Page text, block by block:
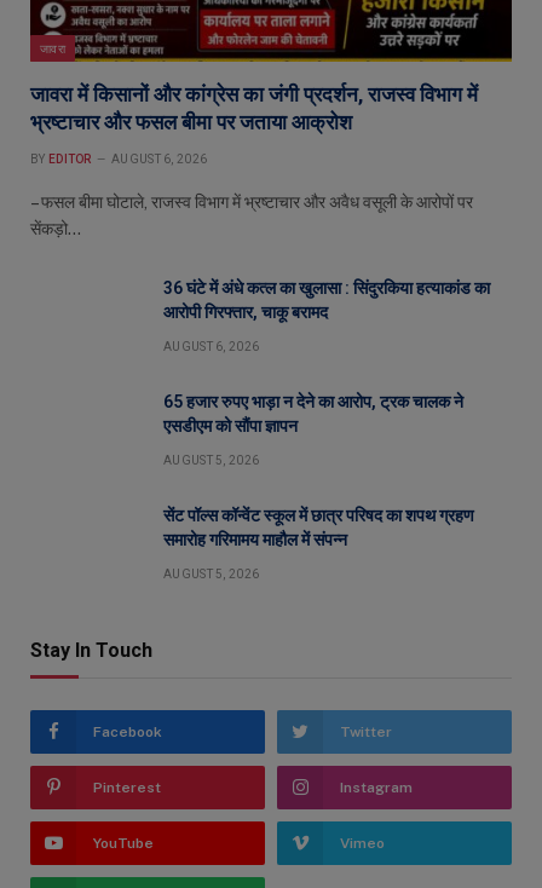
जावरा
जावरा में किसानों और कांग्रेस का जंगी प्रदर्शन, राजस्व विभाग में
भ्रष्टाचार और फसल बीमा पर जताया आक्रोश
BY EDITOR AUGUST 6, 2026
– फसल बीमा घोटाले, राजस्व विभाग में भ्रष्टाचार और अवैध वसूली के आरोपों पर
सेंकड़ो…
36 घंटे में अंधे कत्ल का खुलासा : सिंदुरकिया हत्याकांड का
आरोपी गिरफ्तार, चाकू बरामद
AUGUST 6, 2026
65 हजार रुपए भाड़ा न देने का आरोप, ट्रक चालक ने
एसडीएम को सौंपा ज्ञापन
AUGUST 5, 2026
सेंट पॉल्स कॉन्वेंट स्कूल में छात्र परिषद का शपथ ग्रहण
समारोह गरिमामय माहौल में संपन्न
AUGUST 5, 2026
Stay In Touch
Facebook Twitter
Pinterest Instagram
YouTube Vimeo